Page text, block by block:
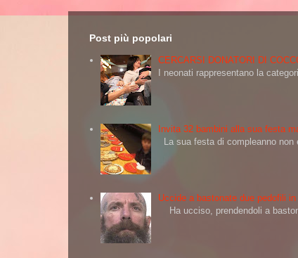
Post più popolari
CERCARSI DONATORI DI
I neonati rappresentano la
Invita 32 bambini alla sua festa
La sua festa di compleanno
Uccide a bastonate due pedofili
Ha ucciso, prendendoli a